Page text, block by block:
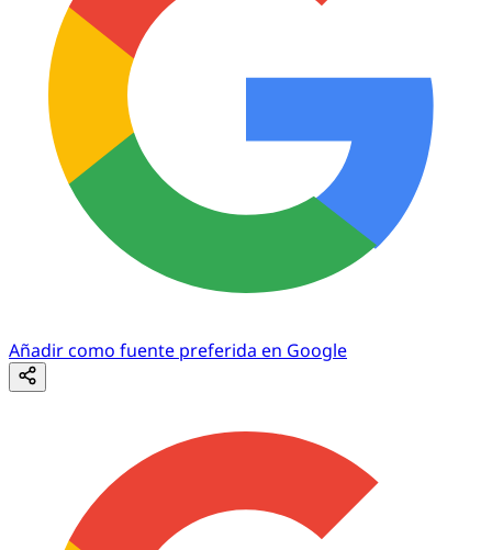
Añadir como fuente preferida en Google